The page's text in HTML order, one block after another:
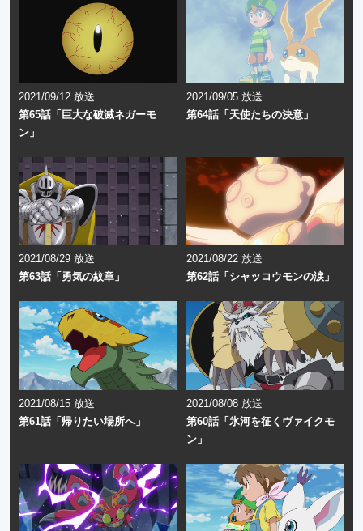
2021/09/12 放送
第65話「巨大な破滅ネガーモ
ン」
2021/09/05 放送
第64話「天使たちの決意」
2021/08/29 放送
第63話「勇気の紋章」
2021/08/22 放送
第62話「シャッコウモンの涙」
2021/08/15 放送
第61話「帰りたい場所へ」
2021/08/08 放送
第60話「氷河を征くヴァイクモ
ン」